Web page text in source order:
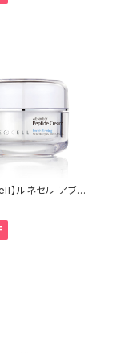
】ルネセル アブソ
チドクリーム 50
ル]Rene-Cell Ab
Cream│ほ
るみケア